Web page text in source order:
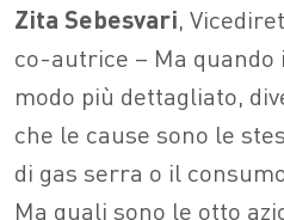
Zita Sebesvari,
co-autrice – Ma quando
modo più dettagliato,
che le cause sono le
di gas serra o il
Ma quali sono le otto